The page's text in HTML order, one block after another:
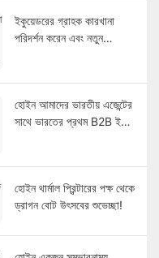
ইকুয়েডরের গ্রাহক কারখানা
পরিদর্শন করেন এবং নতুন
হোইন আমাদের ভারতীয় এজেন্টের
সাথে ভারতের প্রথম B2B ই-
হোইন থার্মাল প্রিন্টারের পক্ষ থেকে
ড্রাগন বোট উৎসবের শুভেচ্ছা!